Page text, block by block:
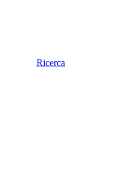
Ricerca